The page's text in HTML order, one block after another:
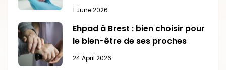
1 June 2026
Ehpad à Brest : bien choisir pour
le bien-être de ses proches
24 April 2026